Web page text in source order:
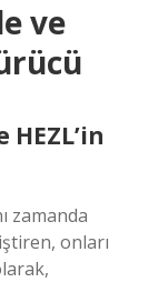
ve
zamanda
onları